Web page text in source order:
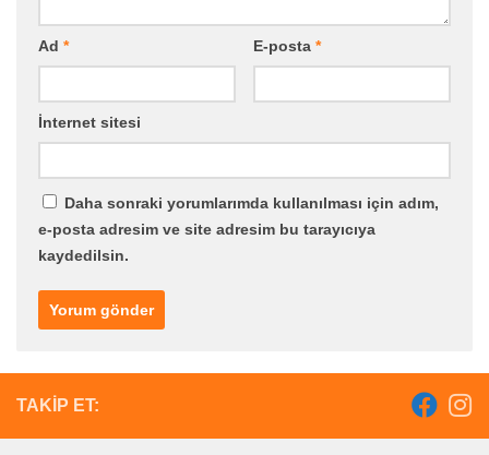
Ad * E-posta *
İnternet sitesi
Daha sonraki yorumlarımda kullanılması için adım,
e-posta adresim ve site adresim bu tarayıcıya
kaydedilsin.
TAKIP ET: